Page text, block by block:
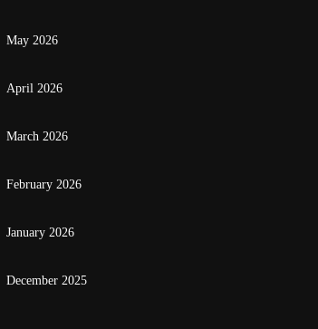
May 2026
April 2026
March 2026
February 2026
January 2026
December 2025